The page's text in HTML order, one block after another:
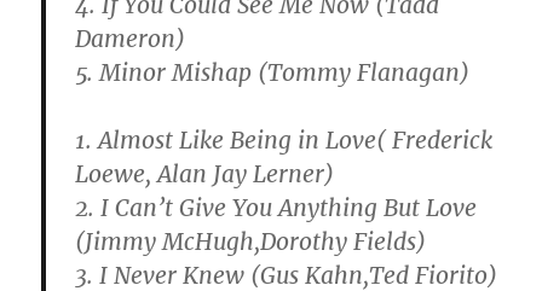
Dameron)
5. Minor Mishap (Tommy Flanagan)
1. Almost Like Being in Love( Frederick
Loewe, Alan Jay Lerner)
2. I Can’t Give You Anything But Love
(Jimmy McHugh,Dorothy Fields)
3. I Never Knew (Gus Kahn,Ted Fiorito)